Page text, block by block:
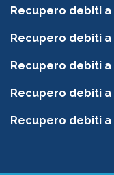
Recupero debiti a
Recupero debiti a
Recupero debiti a
Recupero debiti a
Recupero debiti a